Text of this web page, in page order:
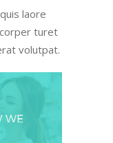
laore
turet
volutpat.